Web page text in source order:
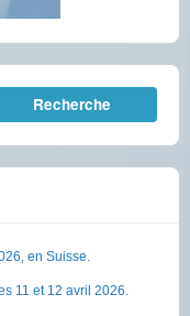
en Suisse.
11 et 12 avril 2026.